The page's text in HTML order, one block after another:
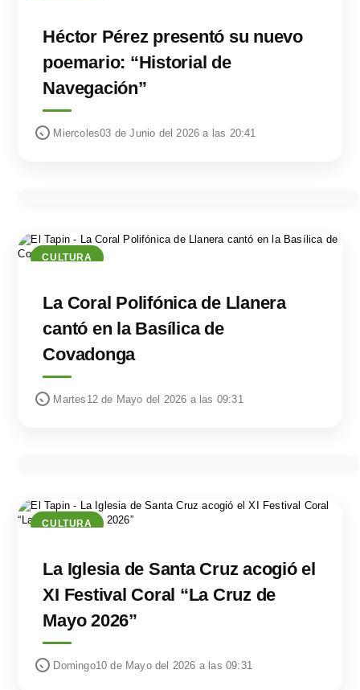
Héctor Pérez presentó su nuevo
poemario: “Historial de
Navegación”
Miercoles03 de Junio del 2026 a las 20:41
CULTURA
La Coral Polifónica de Llanera
cantó en la Basílica de
Covadonga
Martes12 de Mayo del 2026 a las 09:31
CULTURA
La Iglesia de Santa Cruz acogió el
XI Festival Coral “La Cruz de
Mayo 2026”
Domingo10 de Mayo del 2026 a las 09:31